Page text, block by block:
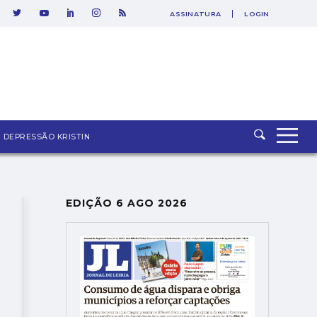
ASSINATURA LOGIN
DEPRESSÃO KRISTIN
EDIÇÃO 6 AGO 2026